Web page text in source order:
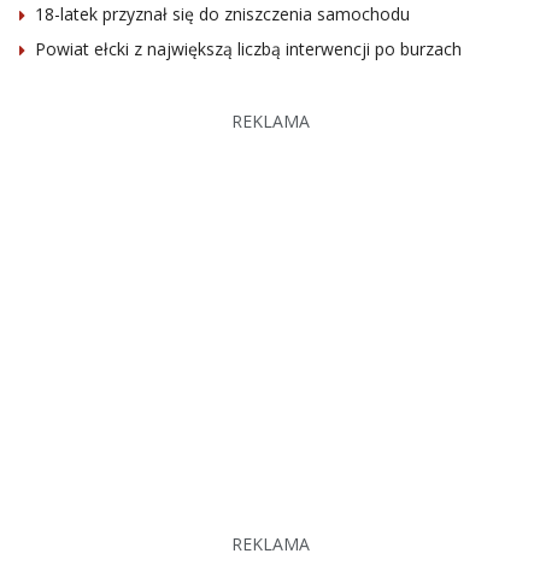
18-latek przyznał się do zniszczenia samochodu
Powiat ełcki z największą liczbą interwencji po burzach
REKLAMA
REKLAMA